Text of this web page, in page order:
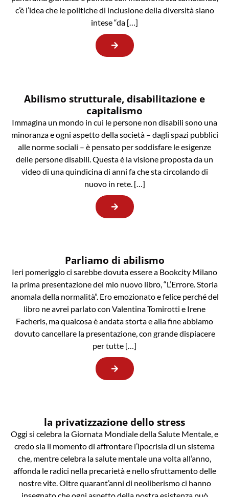
c’è l’idea che le politiche di inclusione della diversità siano
intese “da […]
Abilismo strutturale, disabilitazione e
capitalismo
Immagina un mondo in cui le persone non disabili sono una
minoranza e ogni aspetto della società – dagli spazi pubblici
alle norme sociali – è pensato per soddisfare le esigenze
delle persone disabili. Questa è la visione proposta da un
video di una quindicina di anni fa che sta circolando di
nuovo in rete. […]
Parliamo di abilismo
Ieri pomeriggio ci sarebbe dovuta essere a Bookcity Milano
la prima presentazione del mio nuovo libro, “L’Errore. Storia
anomala della normalità”. Ero emozionato e felice perché del
libro ne avrei parlato con Valentina Tomirotti e Irene
Facheris, ma qualcosa è andata storta e alla fine abbiamo
dovuto cancellare la presentazione, con grande dispiacere
per tutte […]
la privatizzazione dello stress
Oggi si celebra la Giornata Mondiale della Salute Mentale, e
credo sia il momento di affrontare l’ipocrisia di un sistema
che, mentre celebra la salute mentale una volta all’anno,
affonda le radici nella precarietà e nello sfruttamento delle
nostre vite. Oltre quarant’anni di neoliberismo ci hanno